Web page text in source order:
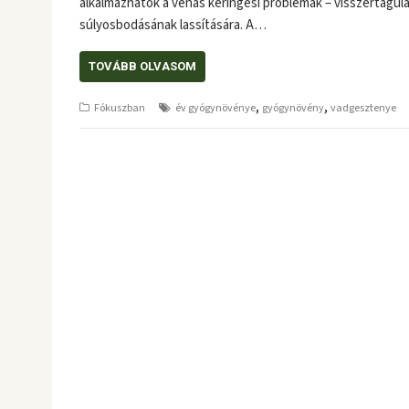
súlyosbodásának lassítására. A…
TOVÁBB OLVASOM
Fókuszban év gyógynövénye, gyógynövény, vadgesztenye